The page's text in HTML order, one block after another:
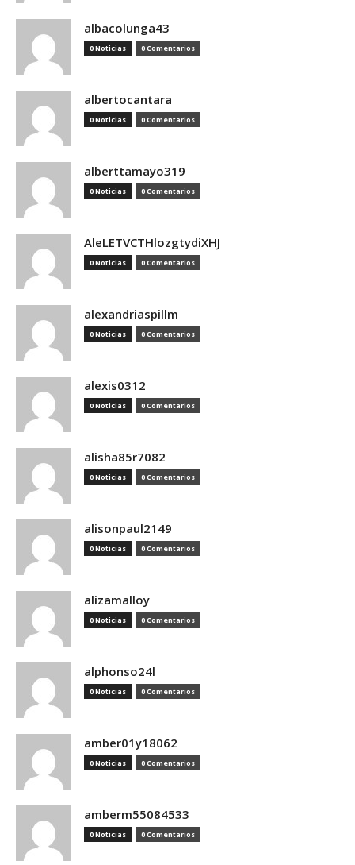
albacolunga43
0 Noticias 0 Comentarios
albertocantara
0 Noticias 0 Comentarios
alberttamayo319
0 Noticias 0 Comentarios
AleLETVCTHlozgtydiXHJ
0 Noticias 0 Comentarios
alexandriaspillm
0 Noticias 0 Comentarios
alexis0312
0 Noticias 0 Comentarios
alisha85r7082
0 Noticias 0 Comentarios
alisonpaul2149
0 Noticias 0 Comentarios
alizamalloy
0 Noticias 0 Comentarios
alphonso24l
0 Noticias 0 Comentarios
amber01y18062
0 Noticias 0 Comentarios
amberm55084533
0 Noticias 0 Comentarios